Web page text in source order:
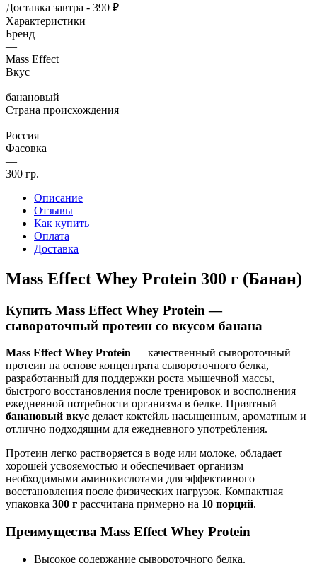
Доставка завтра - 390 ₽
Характеристики
Бренд
—
Mass Effect
Вкус
—
банановый
Страна происхождения
—
Россия
Фасовка
—
300 гр.
Описание
Отзывы
Как купить
Оплата
Доставка
Mass Effect Whey Protein 300 г (Банан)
Купить Mass Effect Whey Protein —
сывороточный протеин со вкусом банана
Mass Effect Whey Protein — качественный сывороточный
протеин на основе концентрата сывороточного белка,
разработанный для поддержки роста мышечной массы,
быстрого восстановления после тренировок и восполнения
ежедневной потребности организма в белке. Приятный
банановый вкус делает коктейль насыщенным, ароматным и
отлично подходящим для ежедневного употребления.
Протеин легко растворяется в воде или молоке, обладает
хорошей усвояемостью и обеспечивает организм
необходимыми аминокислотами для эффективного
восстановления после физических нагрузок. Компактная
упаковка 300 г рассчитана примерно на 10 порций.
Преимущества Mass Effect Whey Protein
Высокое содержание сывороточного белка.